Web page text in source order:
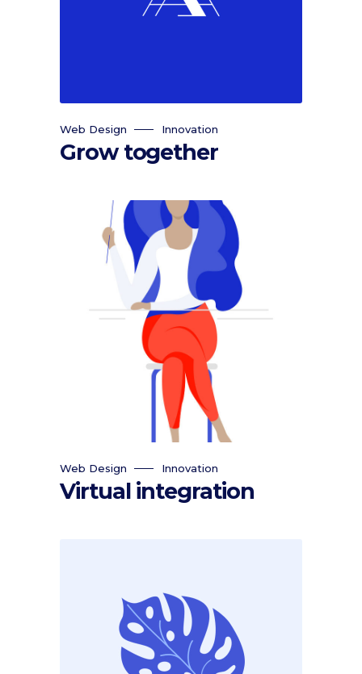
Web Design Innovation
Grow together
Web Design Innovation
Virtual integration